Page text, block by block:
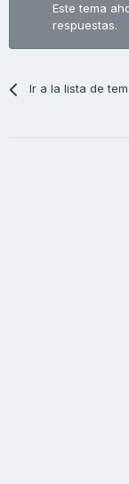
Este tema
respuestas.
Ir a la lista de